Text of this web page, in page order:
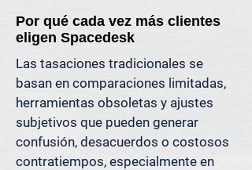
para la venta de una propiedad,
dividiendo bienes en un divorcio,
protestando sus impuestos o
simplemente quiera saber cuánto
capital tiene, ofrecemos tasaciones
claras y justificables que le ayudan a
evitar costosos errores y a avanzar con
confianza.
Por qué cada vez más clientes
eligen Spacedesk
Las tasaciones tradicionales se
basan en comparaciones limitadas,
herramientas obsoletas y ajustes
subjetivos que pueden generar
confusión, desacuerdos o costosos
contratiempos, especialmente en